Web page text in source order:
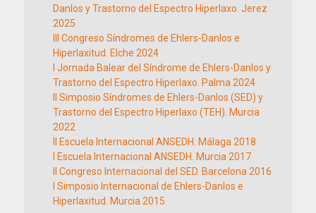
Danlos y Trastorno del Espectro Hiperlaxo. Jerez
2025
III Congreso Síndromes de Ehlers-Danlos e
Hiperlaxitud. Elche 2024
I Jornada Balear del Síndrome de Ehlers-Danlos y
Trastorno del Espectro Hiperlaxo. Palma 2024
II Simposio Síndromes de Ehlers-Danlos (SED) y
Trastorno del Espectro Hiperlaxo (TEH). Murcia
2022
II Escuela Internacional ANSEDH. Málaga 2018
I Escuela Internacional ANSEDH. Murcia 2017
II Congreso Internacional del SED. Barcelona 2016
I Simposio Internacional de Ehlers-Danlos e
Hiperlaxitud. Murcia 2015